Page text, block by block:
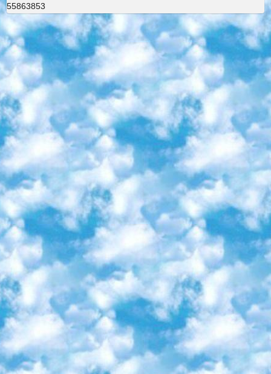
55863853